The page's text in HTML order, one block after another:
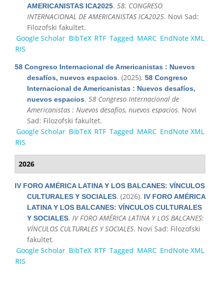
AMERICANISTAS ICA2025. 58. CONGRESO
INTERNACIONAL DE AMERICANISTAS ICA2025. Novi Sad:
Filozofski fakultet.
Google Scholar BibTeX RTF Tagged MARC EndNote XML
RIS
58 Congreso Internacional de Americanistas : Nuevos
desafíos, nuevos espacios. (2025). 58 Congreso
Internacional de Americanistas : Nuevos desafíos,
nuevos espacios. 58 Congreso Internacional de
Americanistas : Nuevos desafíos, nuevos espacios. Novi
Sad: Filozofski fakultet.
Google Scholar BibTeX RTF Tagged MARC EndNote XML
RIS
2026
IV FORO AMÉRICA LATINA Y LOS BALCANES: VÍNCULOS
CULTURALES Y SOCIALES. (2026). IV FORO AMÉRICA
LATINA Y LOS BALCANES: VÍNCULOS CULTURALES
Y SOCIALES. IV FORO AMÉRICA LATINA Y LOS BALCANES:
VÍNCULOS CULTURALES Y SOCIALES. Novi Sad: Filozofski
fakultet.
Google Scholar BibTeX RTF Tagged MARC EndNote XML
RIS